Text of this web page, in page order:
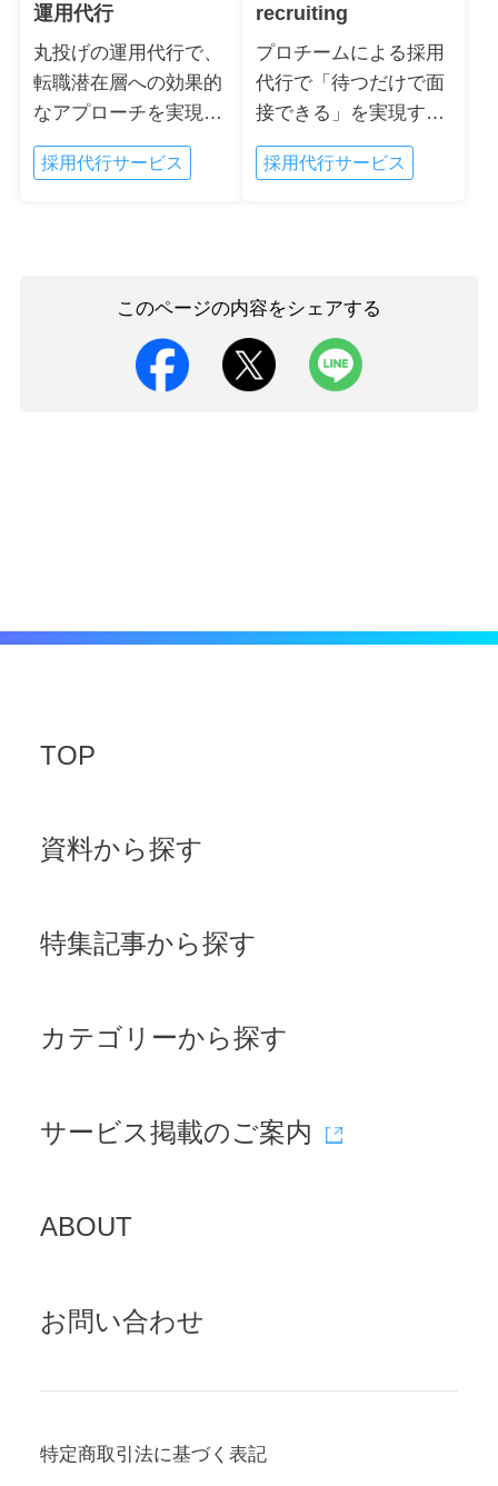
運用代行
丸投げの運用代行で、
転職潜在層への効果的
なアプローチを実現す
るSNS採用支援サービ
ス。...
採用代行サービス
recruiting
プロチームによる採用
代行で「待つだけで面
接できる」を実現する
RPOサービス。...
採用代行サービス
このページの内容をシェアする
TOP
資料から探す
特集記事から探す
カテゴリーから探す
サービス掲載のご案内
ABOUT
お問い合わせ
特定商取引法に基づく表記